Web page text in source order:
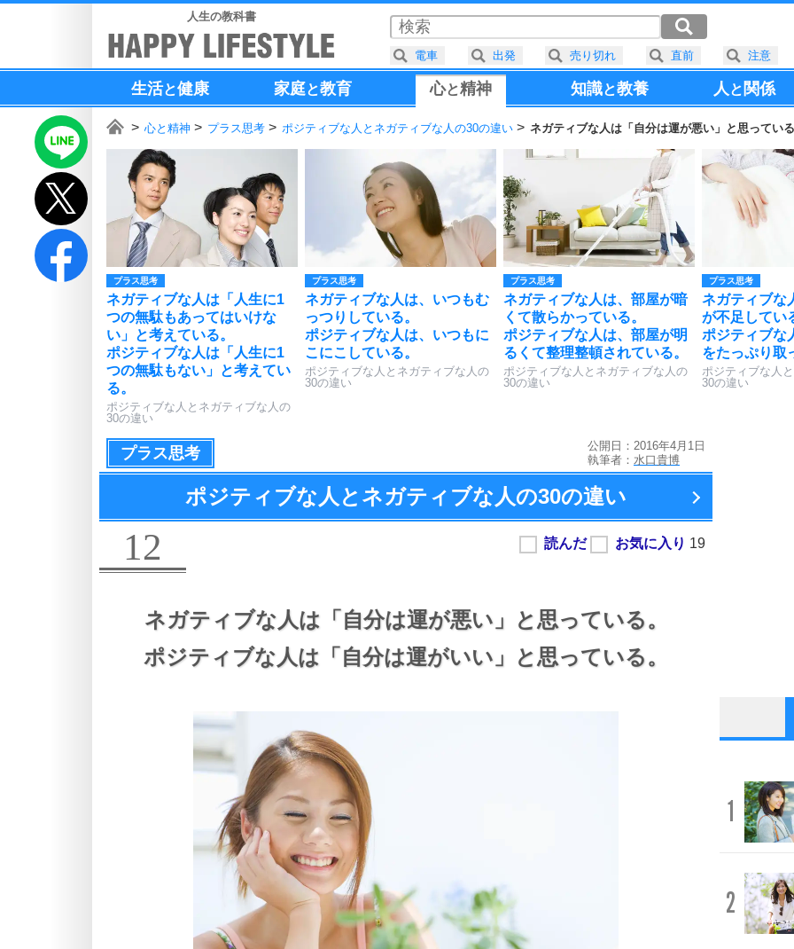
人生の教科書
生活と健康 家庭と教育 心と精神 知識と教養 人と 関係
心と精神 プラス思考 ポジティブな人とネガティブな人の30の違い ネガティブな人は「自分は運が悪い」と思ってい
プラス思考
ネガティブな人は「人生に1
つの無駄もあってはいけな
い」と考えている。
ポジティブな人は「人生に1
つの無駄もない」と考えてい
る。
ポジティブな人とネガティブな人の
30の違い
プラス思考
ネガティブな人は、いつもむ
っつりしている。
ポジティブな人は、いつもに
こにこしている。
ポジティブな人とネガティブな人の
30の違い
プラス思考
ネガティブな人は、部屋が暗
くて散らかっている。
ポジティブな人は、部屋が明
るくて整理整頓されている。
ポジティブな人とネガティブな人の
30の違い
プラス思考
ネガティブな
が不足してい
ポジティブな
をたっぷり取
ポジティブな人
30の違い
プラス思考
公開日：2016年4月1日
執筆者： 水口貴博
ポジティブな人とネガティブな人の30の違い
12
ネガティブな人は 「自分は運が悪い」と思っている。
ポジティブな人は 「自分は運がいい」と思っている。
1
2
電車 出発 売り切れ 直前 注意